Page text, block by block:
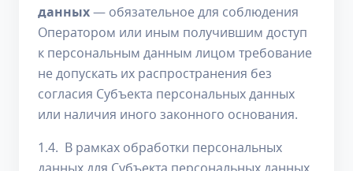
данных— обязательное для соблюдения
Оператором или иным получившим доступ
к персональным данным лицом требование
не допускать их распространения без
согласия Субъекта персональных данных
или наличия иного законного основания.
1.4. В рамках обработки персональных